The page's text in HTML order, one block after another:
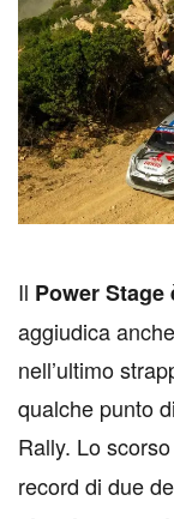
Il Power
aggiudica
nell’ultimo
qualche punto
Rally. Lo
record di due